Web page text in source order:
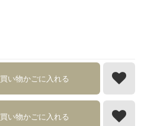
買い物かごに入れる
買い物かごに入れる